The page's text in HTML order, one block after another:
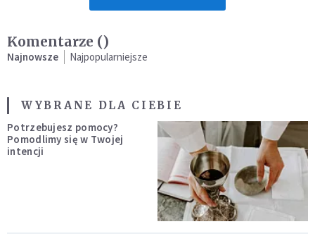
Komentarze ()
Najnowsze Najpopularniejsze
WYBRANE DLA CIEBIE
Potrzebujesz pomocy?
Pomodlimy się w Twojej
intencji